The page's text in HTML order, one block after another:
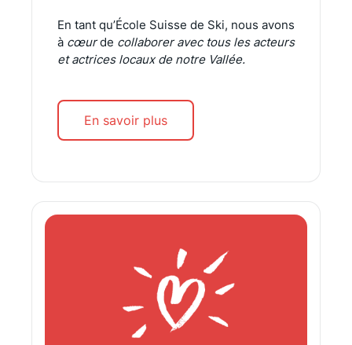
En tant qu’École Suisse de Ski, nous avons
à cœurde collaborer avec tous les acteurs
et actrices locaux de notre Vallée.
En savoir plus